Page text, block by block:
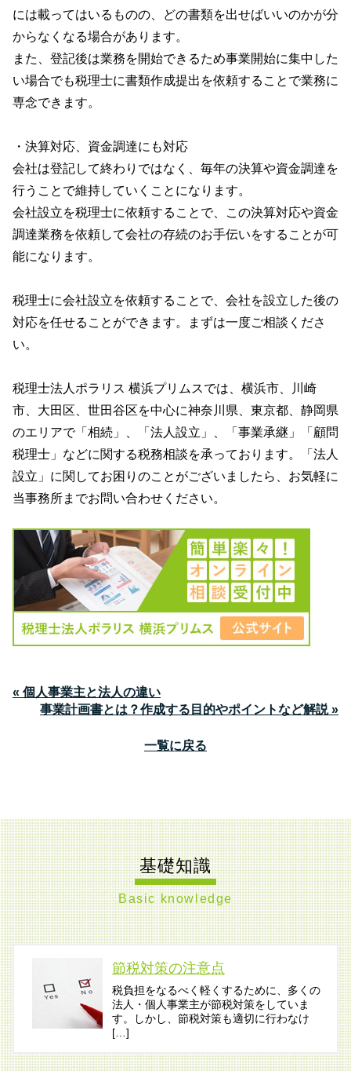
には載ってはいるものの、どの書類を出せばいいのかが分
からなくなる場合があります。
また、登記後は業務を開始できるため事業開始に集中した
い場合でも税理士に書類作成提出を依頼することで業務に
専念できます。
・決算対応、資金調達にも対応
会社は登記して終わりではなく、毎年の決算や資金調達を
行うことで維持していくことになります。
会社設立を税理士に依頼することで、この決算対応や資金
調達業務を依頼して会社の存続のお手伝いをすることが可
能になります。
税理士に会社設立を依頼することで、会社を設立した後の
対応を任せることができます。まずは一度ご相談くださ
い。
税理士法人ポラリス 横浜プリムスでは、横浜市、川崎
市、大田区、世田谷区を中心に神奈川県、東京都、静岡県
のエリアで「相続」、「法人設立」、「事業承継」「顧問
税理士」などに関する税務相談を承っております。「法人
設立」に関してお困りのことがございましたら、お気軽に
当事務所までお問い合わせください。
« 個人事業主と法人の違い
事業計画書とは？作成する目的やポイントなど解説 »
一覧に戻る
基礎知識
Basic knowledge
節税対策の注意点
税負担をなるべく軽くするために、多くの
法人・個人事業主が節税対策をしていま
す。しかし、節税対策も適切に行わなけ
[…]